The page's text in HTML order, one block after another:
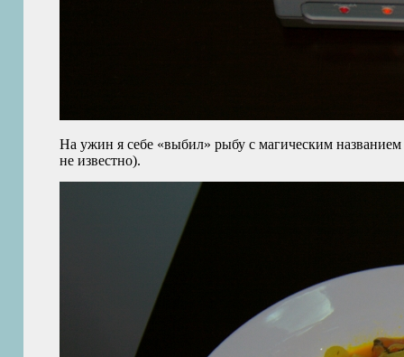
На ужин я себе «выбил» рыбу с магическим названием
не известно).